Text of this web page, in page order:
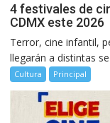
4 festivales de
CDMX este 2026
Terror, cine infantil,
llegarán a distintas
Cultura Principal